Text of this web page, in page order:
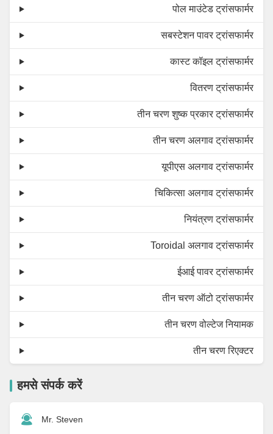
पोल माउंटेड ट्रांसफार्मर
सबस्टेशन पावर ट्रांसफार्मर
कास्ट कॉइल ट्रांसफार्मर
वितरण ट्रांसफार्मर
तीन चरण शुष्क प्रकार ट्रांसफार्मर
तीन चरण अलगाव ट्रांसफार्मर
यूपीएस अलगाव ट्रांसफार्मर
चिकित्सा अलगाव ट्रांसफार्मर
नियंत्रण ट्रांसफार्मर
Toroidal अलगाव ट्रांसफार्मर
ईआई पावर ट्रांसफार्मर
तीन चरण ऑटो ट्रांसफार्मर
तीन चरण वोल्टेज नियामक
तीन चरण रिएक्टर
हमसे संपर्क करें
Mr. Steven